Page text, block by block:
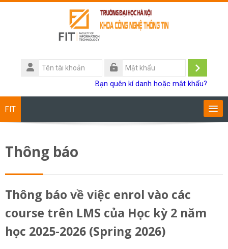
Tên
tài
Đăng
Bạn quên kí danh hoặc mật khẩu?
FIT
Giảng viên
Sinh viên
Research
Tiếng Việt
Thông báo
Thông báo về việc enrol vào các
course trên LMS của Học kỳ 2 năm
học 2025-2026 (Spring 2026)